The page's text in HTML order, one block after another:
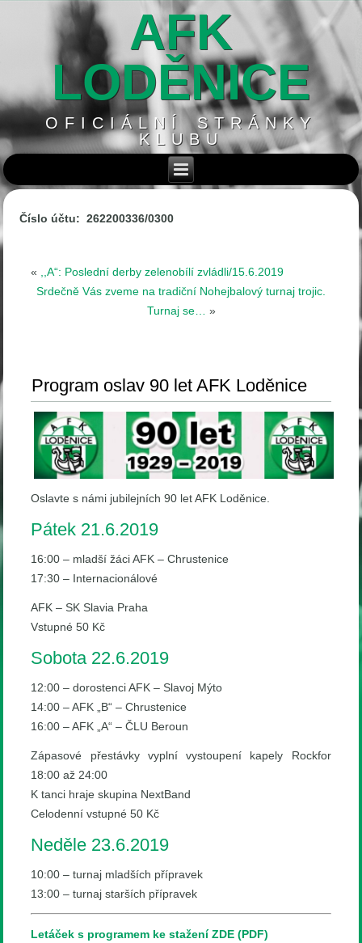
AFK
LODĚNICE
OFICIÁLNÍ STRÁNKY
KLUBU
Číslo účtu: 262200336/0300
«
,,A“: Poslední derby zelenobílí zvládli/15.6.2019
Srdečně Vás zveme na tradiční Nohejbalový turnaj trojic.
Turnaj se…
»
Program oslav 90 let AFK Loděnice
Oslavte s námi jubilejních 90 let AFK Loděnice.
Pátek 21.6.2019
16:00 – mladší žáci AFK – Chrustenice
17:30 – Internacionálové
AFK – SK Slavia Praha
Vstupné 50 Kč
Sobota 22.6.2019
12:00 – dorostenci AFK – Slavoj Mýto
14:00 – AFK „B“ – Chrustenice
16:00 – AFK „A“ – ČLU Beroun
Zápasové přestávky vyplní vystoupení kapely Rockfor
18:00 až 24:00
K tanci hraje skupina NextBand
Celodenní vstupné 50 Kč
Neděle 23.6.2019
10:00 – turnaj mladších přípravek
13:00 – turnaj starších přípravek
Letáček s programem ke stažení ZDE (PDF)